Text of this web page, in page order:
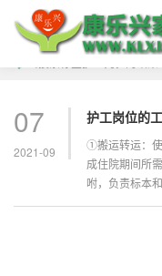
07
2021-09
护工岗位的
①搬运转运：
成住院期间所
咐，负责标本